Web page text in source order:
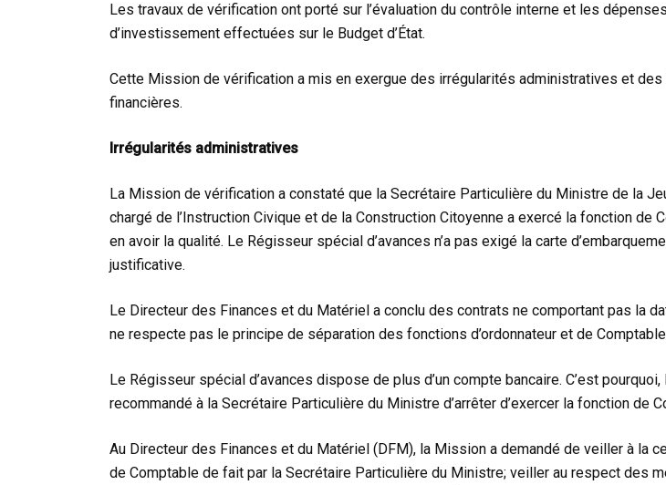
Les travaux de vérification ont porté sur l’évaluation du contrôle interne et les
d’investissement effectuées sur le Budget d’État.
Cette Mission de vérification a mis en exergue des irrégularités administratives et des
financières.
Irrégularités administratives
La Mission de vérification a constaté que la Secrétaire Particulière du Ministre de la
chargé de l’Instruction Civique et de la Construction Citoyenne a exercé la fonction de
en avoir la qualité. Le Régisseur spécial d’avances n’a pas exigé la carte
justificative.
Le Directeur des Finances et du Matériel a conclu des contrats ne comportant pas la
ne respecte pas le principe de séparation des fonctions d’ordonnateur et de
Le Régisseur spécial d’avances dispose de plus d’un compte bancaire. C’est
recommandé à la Secrétaire Particulière du Ministre d’arrêter d’exercer la fonction de
Au Directeur des Finances et du Matériel (DFM), la Mission a demandé de veiller à la
de Comptable de fait par la Secrétaire Particulière du Ministre; veiller au respect des